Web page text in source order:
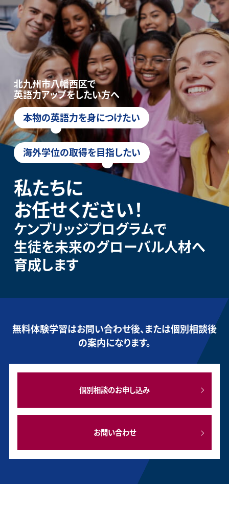
北九州市八幡西区で
英語力アップをしたい方へ
本物の英語力を身につけたい
海外学位の取得を目指したい
私たちに
お任せください！
ケンブリッジプログラムで
生徒を未来のグローバル人材へ
育成します
無料体験学習はお問い合わせ後、または個別相談後
の案内になります。
個別相談のお申し込み
お問い合わせ